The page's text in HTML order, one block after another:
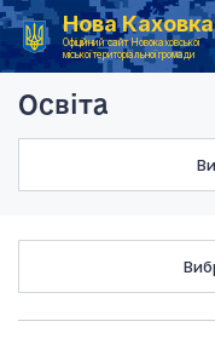
Нова Каховка
Офіційний сайт Новокаховської
міської територіальної громади
Головна Освіта
Освіта